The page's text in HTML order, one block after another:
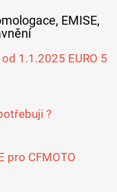
EMISE,
1.1.2025 EURO 5
?
pro CFMOTO